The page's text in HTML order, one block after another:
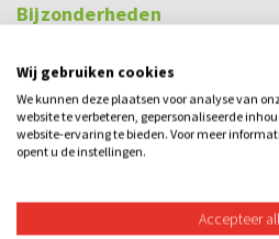
Bijzonderheden
Vaste starttijden escape
13:00 uur - 14:30 uur - 16:00
20:30 uur - 22:00 uur - 23:30
18:30 uur - 20:00 uur - 21:30
Wij gebruiken cookies
We kunnen deze plaatsen voor analyse van
website te verbeteren, gepersonaliseerde
website-ervaring te bieden. Voor meer
opent u de instellingen.
Accepteer